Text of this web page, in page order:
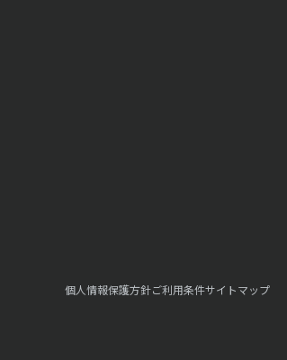
個人情報保護方針ご利用条件サイトマップ